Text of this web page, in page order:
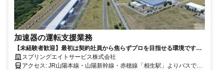
加速器の運転支援業務
【未経験者歓迎】最初は契約社員から焦らずプロを目指せる環境です◆
正社員登用制度あり/残業月平均3~5時間◆家賃半額補助制度あり
スプリングエイトサービス株式会社
アクセス: JR山陽本線・山陽新幹線・赤穂線「相生駅」よりバスで約